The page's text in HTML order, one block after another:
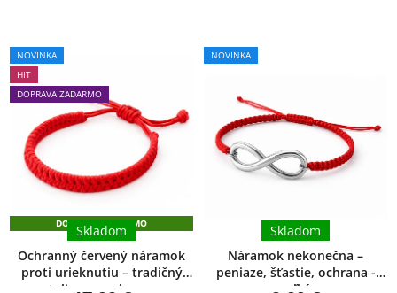
produktu
je
5
hviezdičiek.
NOVINKA
HIT
DOPRAVA ZADARMO
DOPRAVA ZADARMO
Ochranný červený náramok
proti urieknutiu – tradičný
talizman ochrany
Skladom
NOVINKA
Náramok nekonečna –
peniaze, šťastie, ochrana -
veľký
Skladom